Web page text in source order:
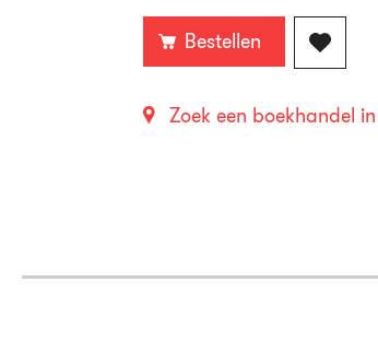
Bestellen
Zoek een boekhandel